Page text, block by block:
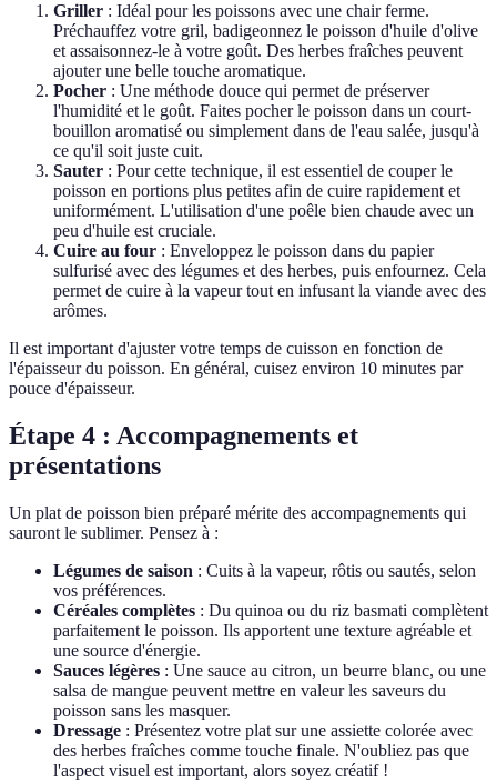
Griller : Idéal pour les poissons avec une chair ferme.
Préchauffez votre gril, badigeonnez le poisson d'huile d'olive
et assaisonnez-le à votre goût. Des herbes fraîches peuvent
ajouter une belle touche aromatique.
Pocher : Une méthode douce qui permet de préserver
l'humidité et le goût. Faites pocher le poisson dans un court-
bouillon aromatisé ou simplement dans de l'eau salée, jusqu'à
ce qu'il soit juste cuit.
Sauter : Pour cette technique, il est essentiel de couper le
poisson en portions plus petites afin de cuire rapidement et
uniformément. L'utilisation d'une poêle bien chaude avec un
peu d'huile est cruciale.
Cuire au four : Enveloppez le poisson dans du papier
sulfurisé avec des légumes et des herbes, puis enfournez. Cela
permet de cuire à la vapeur tout en infusant la viande avec des
arômes.
Il est important d'ajuster votre temps de cuisson en fonction de
l'épaisseur du poisson. En général, cuisez environ 10 minutes par
pouce d'épaisseur.
Étape 4 : Accompagnements et
présentations
Un plat de poisson bien préparé mérite des accompagnements qui
sauront le sublimer. Pensez à :
Légumes de saison : Cuits à la vapeur, rôtis ou sautés, selon
vos préférences.
Céréales complètes : Du quinoa ou du riz basmati complètent
parfaitement le poisson. Ils apportent une texture agréable et
une source d'énergie.
Sauces légères : Une sauce au citron, un beurre blanc, ou une
salsa de mangue peuvent mettre en valeur les saveurs du
poisson sans les masquer.
Dressage : Présentez votre plat sur une assiette colorée avec
des herbes fraîches comme touche finale. N'oubliez pas que
l'aspect visuel est important, alors soyez créatif !